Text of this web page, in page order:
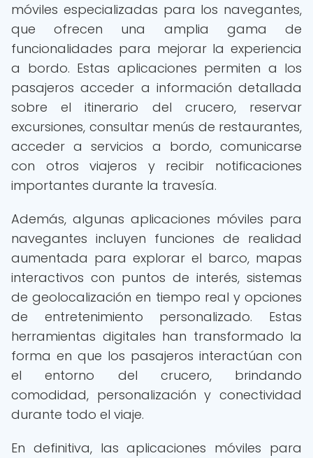
móviles especializadas para los navegantes,
que ofrecen una amplia gama de
funcionalidades para mejorar la experiencia
a bordo. Estas aplicaciones permiten a los
pasajeros acceder a información detallada
sobre el itinerario del crucero, reservar
excursiones, consultar menús de restaurantes,
acceder a servicios a bordo, comunicarse
con otros viajeros y recibir notificaciones
importantes durante la travesía.
Además, algunas aplicaciones móviles para
navegantes incluyen funciones de realidad
aumentada para explorar el barco, mapas
interactivos con puntos de interés, sistemas
de geolocalización en tiempo real y opciones
de entretenimiento personalizado. Estas
herramientas digitales han transformado la
forma en que los pasajeros interactúan con
el entorno del crucero, brindando
comodidad, personalización y conectividad
durante todo el viaje.
En definitiva, las aplicaciones móviles para